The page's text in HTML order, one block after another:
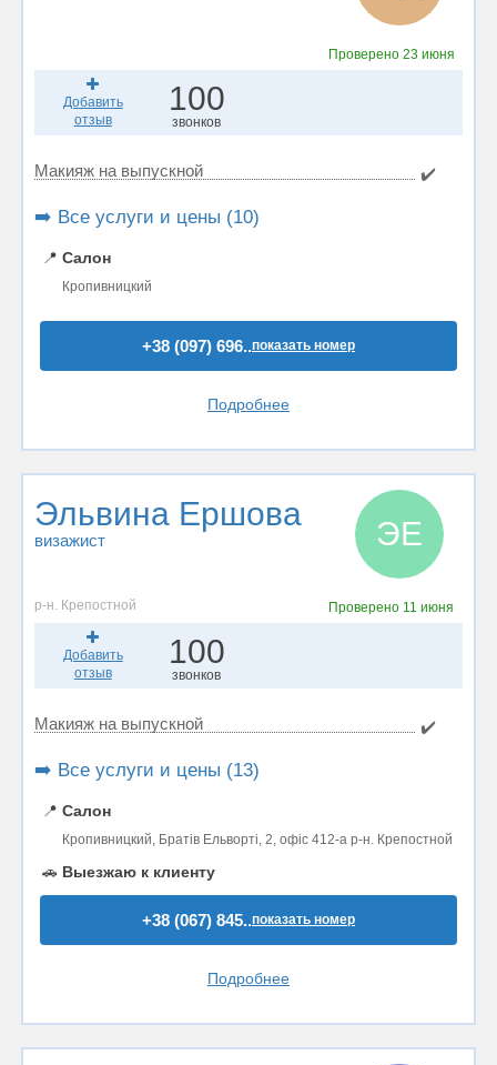
Проверено 23 июня
Добавить
отзыв
100
звонков
Макияж на выпускной ✔️
➡️ Все услуги и цены (10)
📍 Салон
Кропивницкий
+38 (097) 696..показать номер
Подробнее
Эльвина Ершова
визажист ЭЕ
р-н. Крепостной Проверено 11 июня
Добавить
отзыв
100
звонков
Макияж на выпускной ✔️
➡️ Все услуги и цены (13)
📍 Салон
Кропивницкий, Братів Ельворті, 2, офіс 412-а р-н. Крепостной
🚗 Выезжаю к клиенту
+38 (067) 845..показать номер
Подробнее